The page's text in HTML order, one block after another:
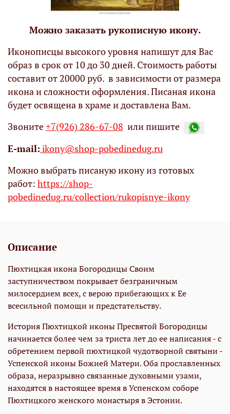
Можно заказать рукописную икону.
Иконописцы высокого уровня напишут для Вас
образ в срок от 10 до 30 дней. Стоимость работы
составит от 20000 руб. в зависимости от размера
икона и сложности оформления. Писаная икона
будет освящена в храме и доставлена Вам.
Звоните+7(926) 286-67-08 или пишите
Е-mail: ikony@shop-pobedinedug.ru
Можно выбрать писаную икону из готовых
работ: https://shop-
pobedinedug.ru/collection/rukopisnye-ikony
Описание
Пюхтицкая икона Богородицы Своим
заступничеством покрывает безграничным
милосердием всех, с верою прибегающих к Ее
всесильной помощи и предстательству.
История Пюхтицкой иконы Пресвятой Богородицы
начинается более чем за триста лет до ее написания - с
обретением первой пюхтицкой чудотворной святыни -
Успенской иконы Божией Матери. Оба прославленных
образа, неразрывно связанные духовными узами,
находятся в настоящее время в Успенском соборе
Пюхтицкого женского монастыря в Эстонии.